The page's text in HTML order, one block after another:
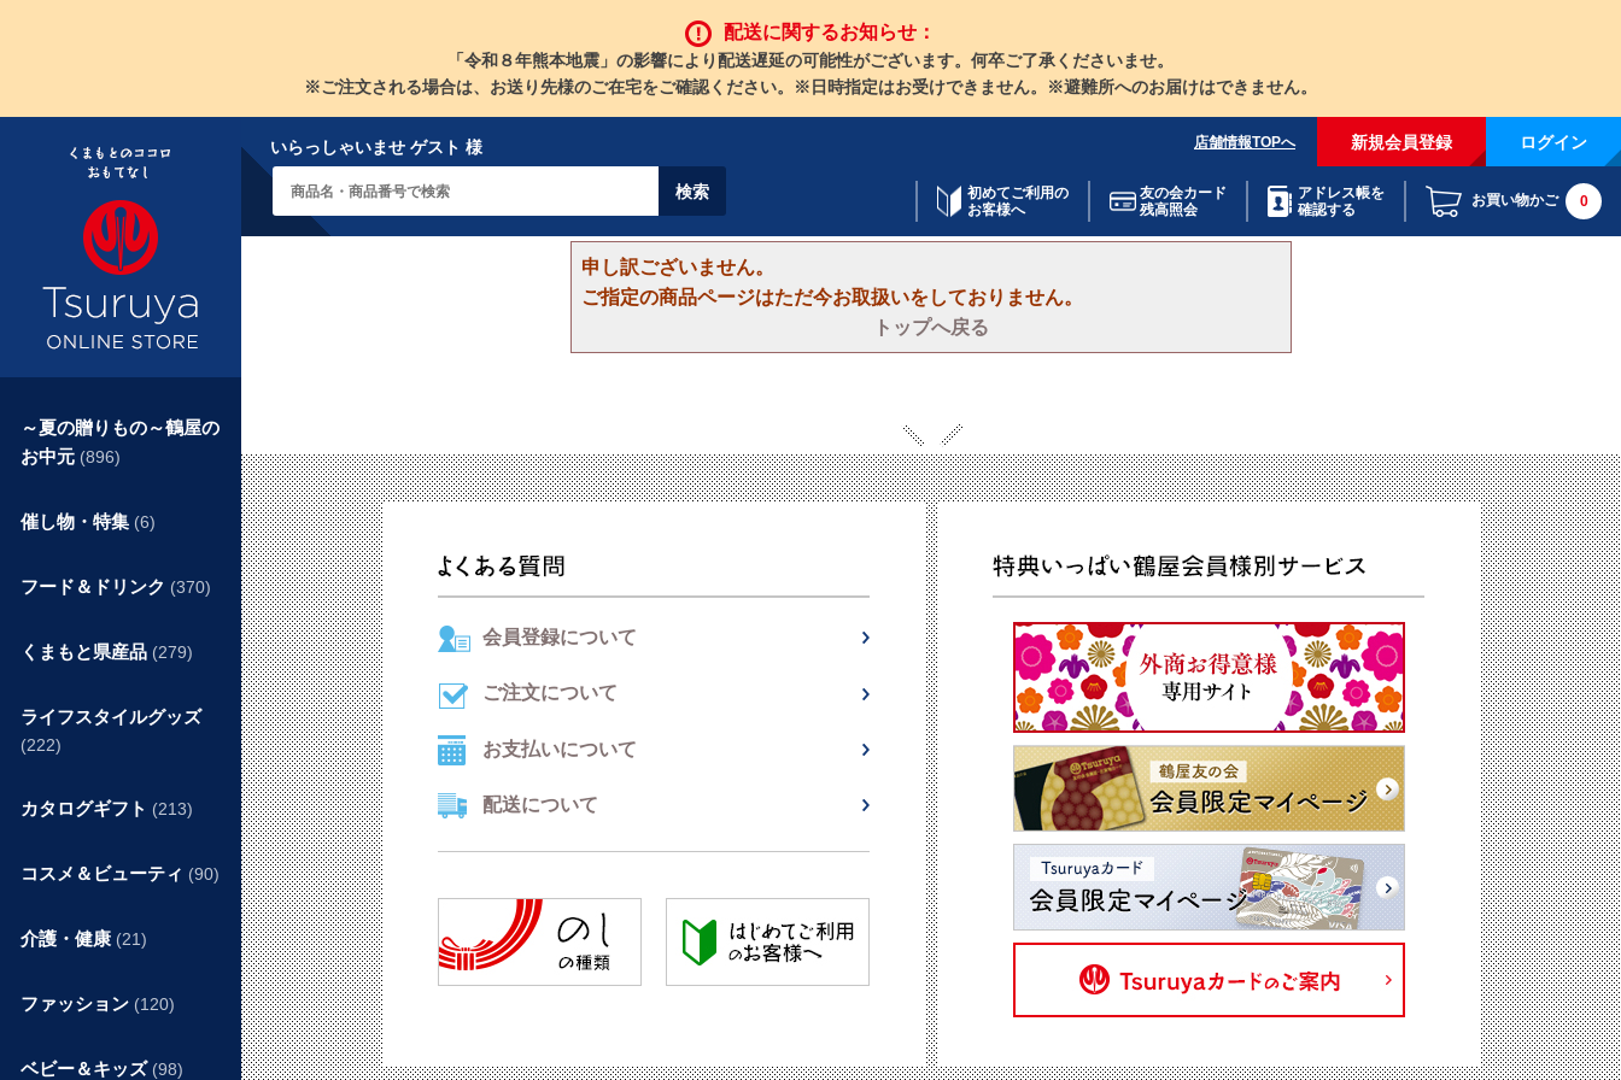
配送に関するお知らせ：
「令和８年熊本地震」の影響により配送遅延の可能性がございます。何卒ご了承くださいませ。
※ご注文される場合は、お送り先様のご在宅をご確認ください。※日時指定はお受けできません。※避難所へのお届けはできません。
いらっしゃいませ ゲスト 様 店舗情報TOPへ 新規会員登録 ログイン
初めてご利用の
お客様へ
友の会カード
残高照会
アドレス帳を
確認する
お買い物かご 0
申し訳ございません。
ご指定の商品ページはただ今お取扱いをしておりません。
トップへ戻る
～夏の贈りもの～鶴屋の
お中元 (896)
催し物・特集 (6)
フード＆ドリンク (370)
くまもと県産品 (279)
ライフスタイルグッズ
(222)
カタログギフト (213)
コスメ＆ビューティ (90)
介護・健康 (21)
ファッション (120)
ベビー＆キッズ (98)
会員登録について
ご注文について
お支払いについて
配送について